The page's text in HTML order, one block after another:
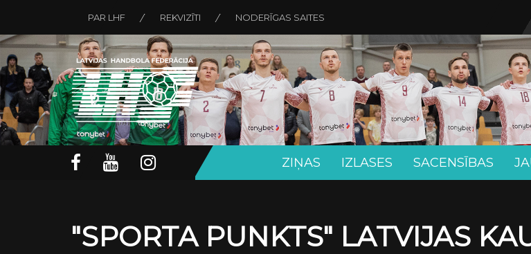
PAR LHF REKVIZĪTI NODERĪGAS SAITES
ZIŅAS IZLASES SACENSĪBAS
"SPORTA PUNKTS" LATVIJAS